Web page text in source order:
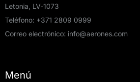
Letonia, LV-1073
Teléfono: +371 2809 0999
Correo electrónico: info@aerones.com
Menú